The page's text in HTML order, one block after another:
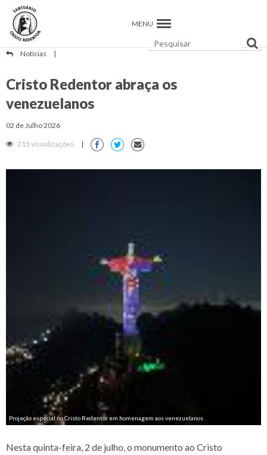
MENU
Notícias |
Cristo Redentor abraça os
venezuelanos
02 de Julho 2026
215 visualizações |
Projeção especial no Cristo Redentor em homenagem aos venezuelanos
Nesta quinta-feira, 2 de julho, o monumento ao Cristo